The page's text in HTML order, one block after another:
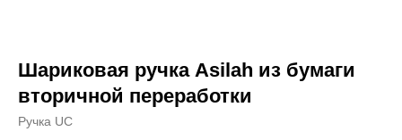
Шариковая ручка Asilah из бумаги
вторичной переработки
Ручка UC